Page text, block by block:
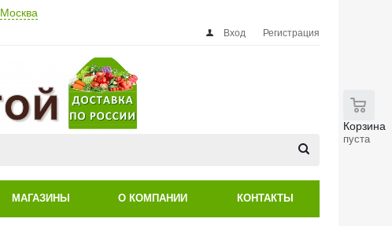
Москва
Вход Регистрация
Корзина
пуста
МАГАЗИНЫ О КОМПАНИИ КОНТАКТЫ